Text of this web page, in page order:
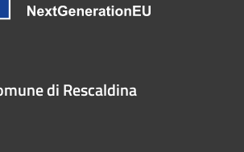
di Rescaldina